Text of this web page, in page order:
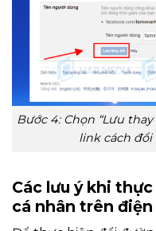
Bước 4: Chọn “Lưu
link cách
Các lưu ý khi
cá nhân trên